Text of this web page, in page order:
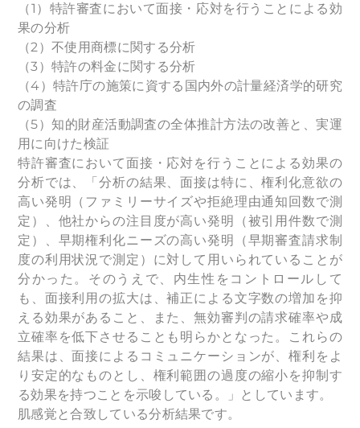
（1）特許審査において面接・応対を行うことによる効
果の分析
（2）不使用商標に関する分析
（3）特許の料金に関する分析
（4）特許庁の施策に資する国内外の計量経済学的研究
の調査
（5）知的財産活動調査の全体推計方法の改善と、実運
用に向けた検証
特許審査において面接・応対を行うことによる効果の
分析では、「分析の結果、面接は特に、権利化意欲の
高い発明（ファミリーサイズや拒絶理由通知回数で測
定）、他社からの注目度が高い発明（被引用件数で測
定）、早期権利化ニーズの高い発明（早期審査請求制
度の利用状況で測定）に対して用いられていることが
分かった。そのうえで、内生性をコントロールして
も、面接利用の拡大は、補正による文字数の増加を抑
える効果があること、また、無効審判の請求確率や成
立確率を低下させることも明らかとなった。これらの
結果は、面接によるコミュニケーションが、権利をよ
り安定的なものとし、権利範囲の過度の縮小を抑制す
る効果を持つことを示唆している。」としています。
肌感覚と合致している分析結果です。